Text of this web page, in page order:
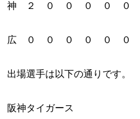
神 ２ ０ ０ ０ ０ ０
広 ０ ０ ０ ０ ０
出場選手は以下の通りです。
阪神タイガース